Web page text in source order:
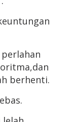
berhenti.